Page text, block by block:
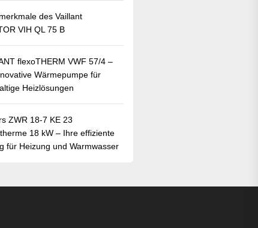
des Vaillant
VIH QL 75 B
flexoTHERM VWF 57/4 –
Wärmepumpe für
Heizlösungen
ZWR 18-7 KE 23
18 kW – Ihre effiziente
für Heizung und Warmwasser